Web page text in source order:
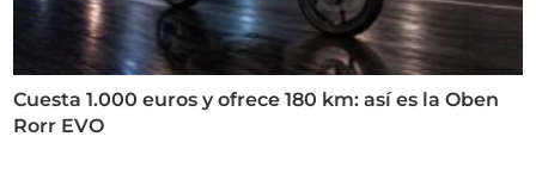
Cuesta 1.000 euros y ofrece 180 km: así es la Oben
Rorr EVO